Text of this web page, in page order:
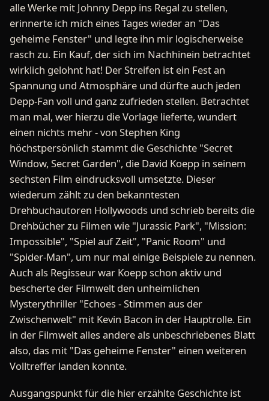
alle Werke mit Johnny Depp ins Regal zu stellen,
erinnerte ich mich eines Tages wieder an "Das
geheime Fenster" und legte ihn mir logischerweise
rasch zu. Ein Kauf, der sich im Nachhinein betrachtet
wirklich gelohnt hat! Der Streifen ist ein Fest an
Spannung und Atmosphäre und dürfte auch jeden
Depp-Fan voll und ganz zufrieden stellen. Betrachtet
man mal, wer hierzu die Vorlage lieferte, wundert
einen nichts mehr - von Stephen King
höchstpersönlich stammt die Geschichte "Secret
Window, Secret Garden", die David Koepp in seinem
sechsten Film eindrucksvoll umsetzte. Dieser
wiederum zählt zu den bekanntesten
Drehbuchautoren Hollywoods und schrieb bereits die
Drehbücher zu Filmen wie "Jurassic Park", "Mission:
Impossible", "Spiel auf Zeit", "Panic Room" und
"Spider-Man", um nur mal einige Beispiele zu nennen.
Auch als Regisseur war Koepp schon aktiv und
bescherte der Filmwelt den unheimlichen
Mysterythriller "Echoes - Stimmen aus der
Zwischenwelt" mit Kevin Bacon in der Hauptrolle. Ein
in der Filmwelt alles andere als unbeschriebenes Blatt
also, das mit "Das geheime Fenster" einen weiteren
Volltreffer landen konnte.
Ausgangspunkt für die hier erzählte Geschichte ist